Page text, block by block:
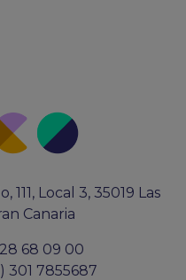
Local 3, 35019 Las
Canaria
68 09 00
301 7855687